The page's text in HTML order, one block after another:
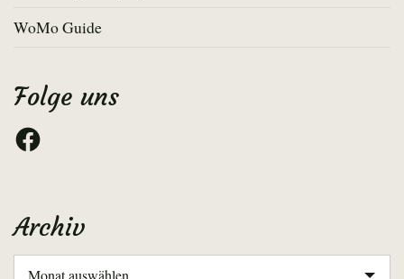
WoMo Guide
Folge uns
Facebook
Archiv
Archiv